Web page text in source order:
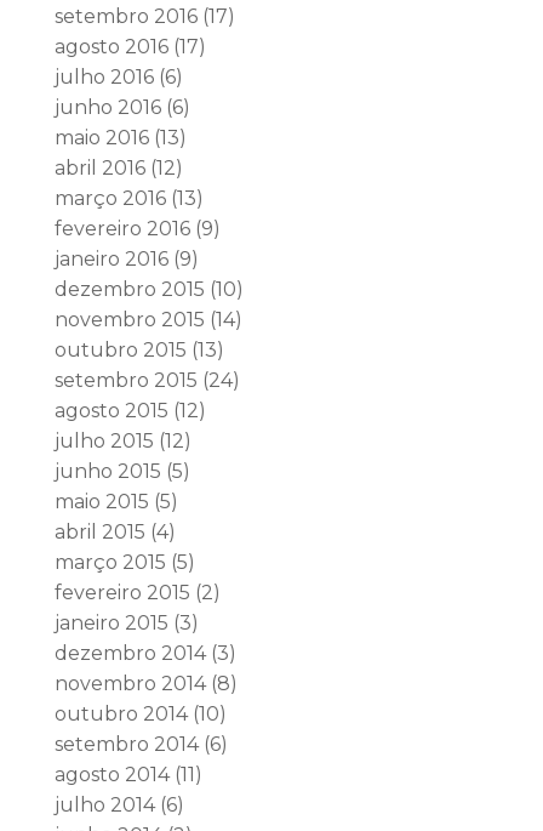
setembro 2016(17)
agosto 2016(17)
julho 2016(6)
junho 2016(6)
maio 2016(13)
abril 2016(12)
março 2016(13)
fevereiro 2016(9)
janeiro 2016(9)
dezembro 2015 (10)
novembro 2015 (14)
outubro 2015 (13)
setembro 2015 (24)
agosto 2015 (12)
julho 2015 (12)
junho 2015 (5)
maio 2015 (5)
abril 2015 (4)
março 2015 (5)
fevereiro 2015 (2)
janeiro 2015 (3)
dezembro 2014(3)
novembro 2014(8)
outubro 2014(10)
setembro 2014(6)
agosto 2014(11)
julho 2014(6)